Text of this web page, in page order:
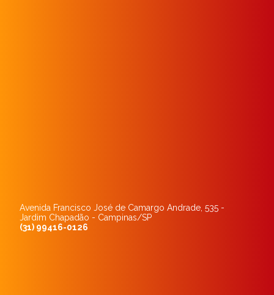
Avenida Francisco José de Camargo Andrade, 535 -
Jardim Chapadão - Campinas/SP
(31) 99416-0126